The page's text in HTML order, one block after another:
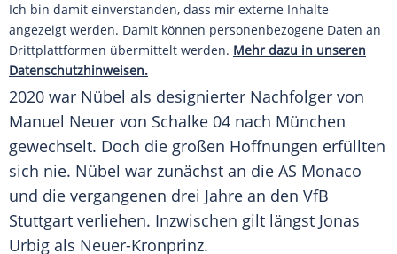
Ich bin damit einverstanden, dass mir externe Inhalte
angezeigt werden. Damit können personenbezogene Daten an
Drittplattformen übermittelt werden. Mehr dazu in unseren
Datenschutzhinweisen.
2020 war Nübel als designierter Nachfolger von
Manuel Neuer von Schalke 04 nach München
gewechselt. Doch die großen Hoffnungen erfüllten
sich nie. Nübel war zunächst an die AS Monaco
und die vergangenen drei Jahre an den VfB
Stuttgart verliehen. Inzwischen gilt längst Jonas
Urbig als Neuer-Kronprinz.